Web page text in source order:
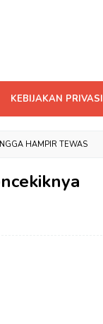
KEBIJAKAN PRIVASI
HAMPIR TEWAS